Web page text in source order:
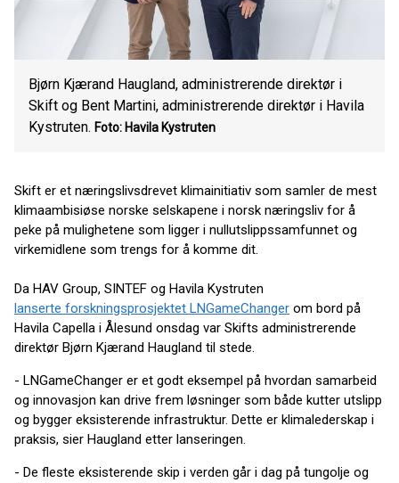
Bjørn Kjærand Haugland, administrerende direktør i
Skift og Bent Martini, administrerende direktør i Havila
Kystruten. Foto: Havila Kystruten
Skift er et næringslivsdrevet klimainitiativ som samler de mest
klimaambisiøse norske selskapene i norsk næringsliv for å
peke på mulighetene som ligger i nullutslippssamfunnet og
virkemidlene som trengs for å komme dit.
Da HAV Group, SINTEF og Havila Kystruten
lanserte forskningsprosjektet LNGameChanger om bord på
Havila Capella i Ålesund onsdag var Skifts administrerende
direktør Bjørn Kjærand Haugland til stede.
- LNGameChanger er et godt eksempel på hvordan samarbeid
og innovasjon kan drive frem løsninger som både kutter utslipp
og bygger eksisterende infrastruktur. Dette er klimalederskap i
praksis, sier Haugland etter lanseringen.
- De fleste eksisterende skip i verden går i dag på tungolje og